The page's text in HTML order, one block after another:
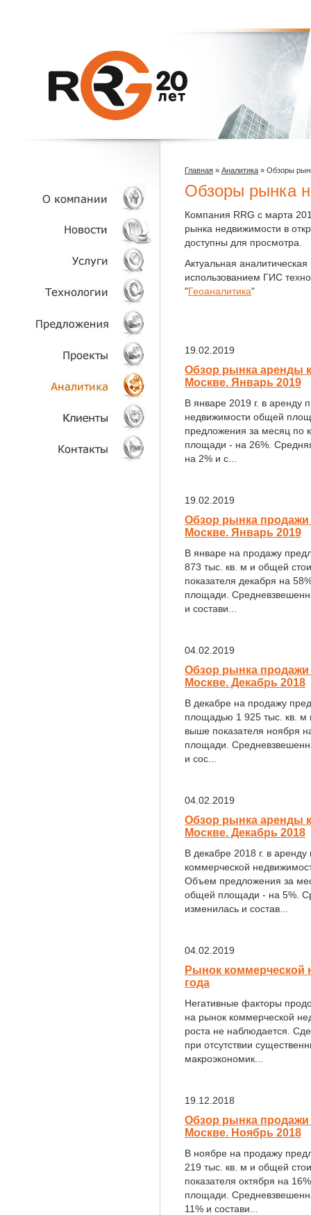
О КОМПАНИИ
НОВОСТИ
УСЛУГИ
ТЕХНОЛОГИИ
ОБЪЕКТЫ
ПРОЕКТЫ
АНАЛИТИКА
КЛИЕНТЫ
Главная » Аналитика » Обзоры
Обзоры рынка
Компания RRG с марта
рынка недвижимости в
доступны для просмотра.
Актуальная
использованием ГИС
"Геоаналитика"
19.02.2019
Обзор рынка аренды
Москве. Январь 2019
В январе 2019 г. в аренду
недвижимости общей
предложения за месяц по
площади - на 26%.
на 2% и с...
19.02.2019
Обзор рынка
Москве. Январь 2019
В январе на продажу
873 тыс. кв. м и общей
показателя декабря на
площади.
и состави...
04.02.2019
Обзор рынка
Москве. Декабрь 2018
В декабре на продажу
площадью 1 925 тыс. кв. м
выше показателя ноября
площади.
и сос...
04.02.2019
Обзор рынка аренды
Москве. Декабрь 2018
В декабре 2018 г. в
коммерческой
Объем предложения за
общей площади - на 5%.
изменилась и состав...
04.02.2019
Рынок коммерческой
года
Негативные факторы
на рынок коммерческой
роста не наблюдается.
при отсутствии
макроэкономик...
19.12.2018
Обзор рынка
Москве. Ноябрь 2018
В ноябре на продажу
219 тыс. кв. м и общей
показателя октября на
площади.
11% и состави...